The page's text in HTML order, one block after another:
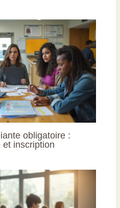
obligatoire :
et inscription